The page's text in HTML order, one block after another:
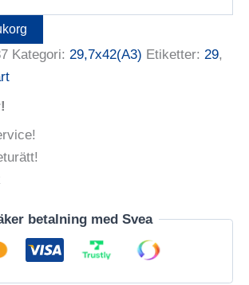
Kategori: 29,7x42(A3) Etiketter: 29,
betalning med Svea